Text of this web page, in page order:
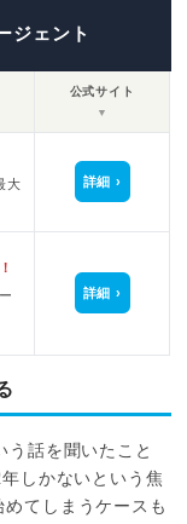
ジェント
公式サイト
▼
大
詳細
詳細
う話を聞いたこと
しかないという焦
てしまうケースも